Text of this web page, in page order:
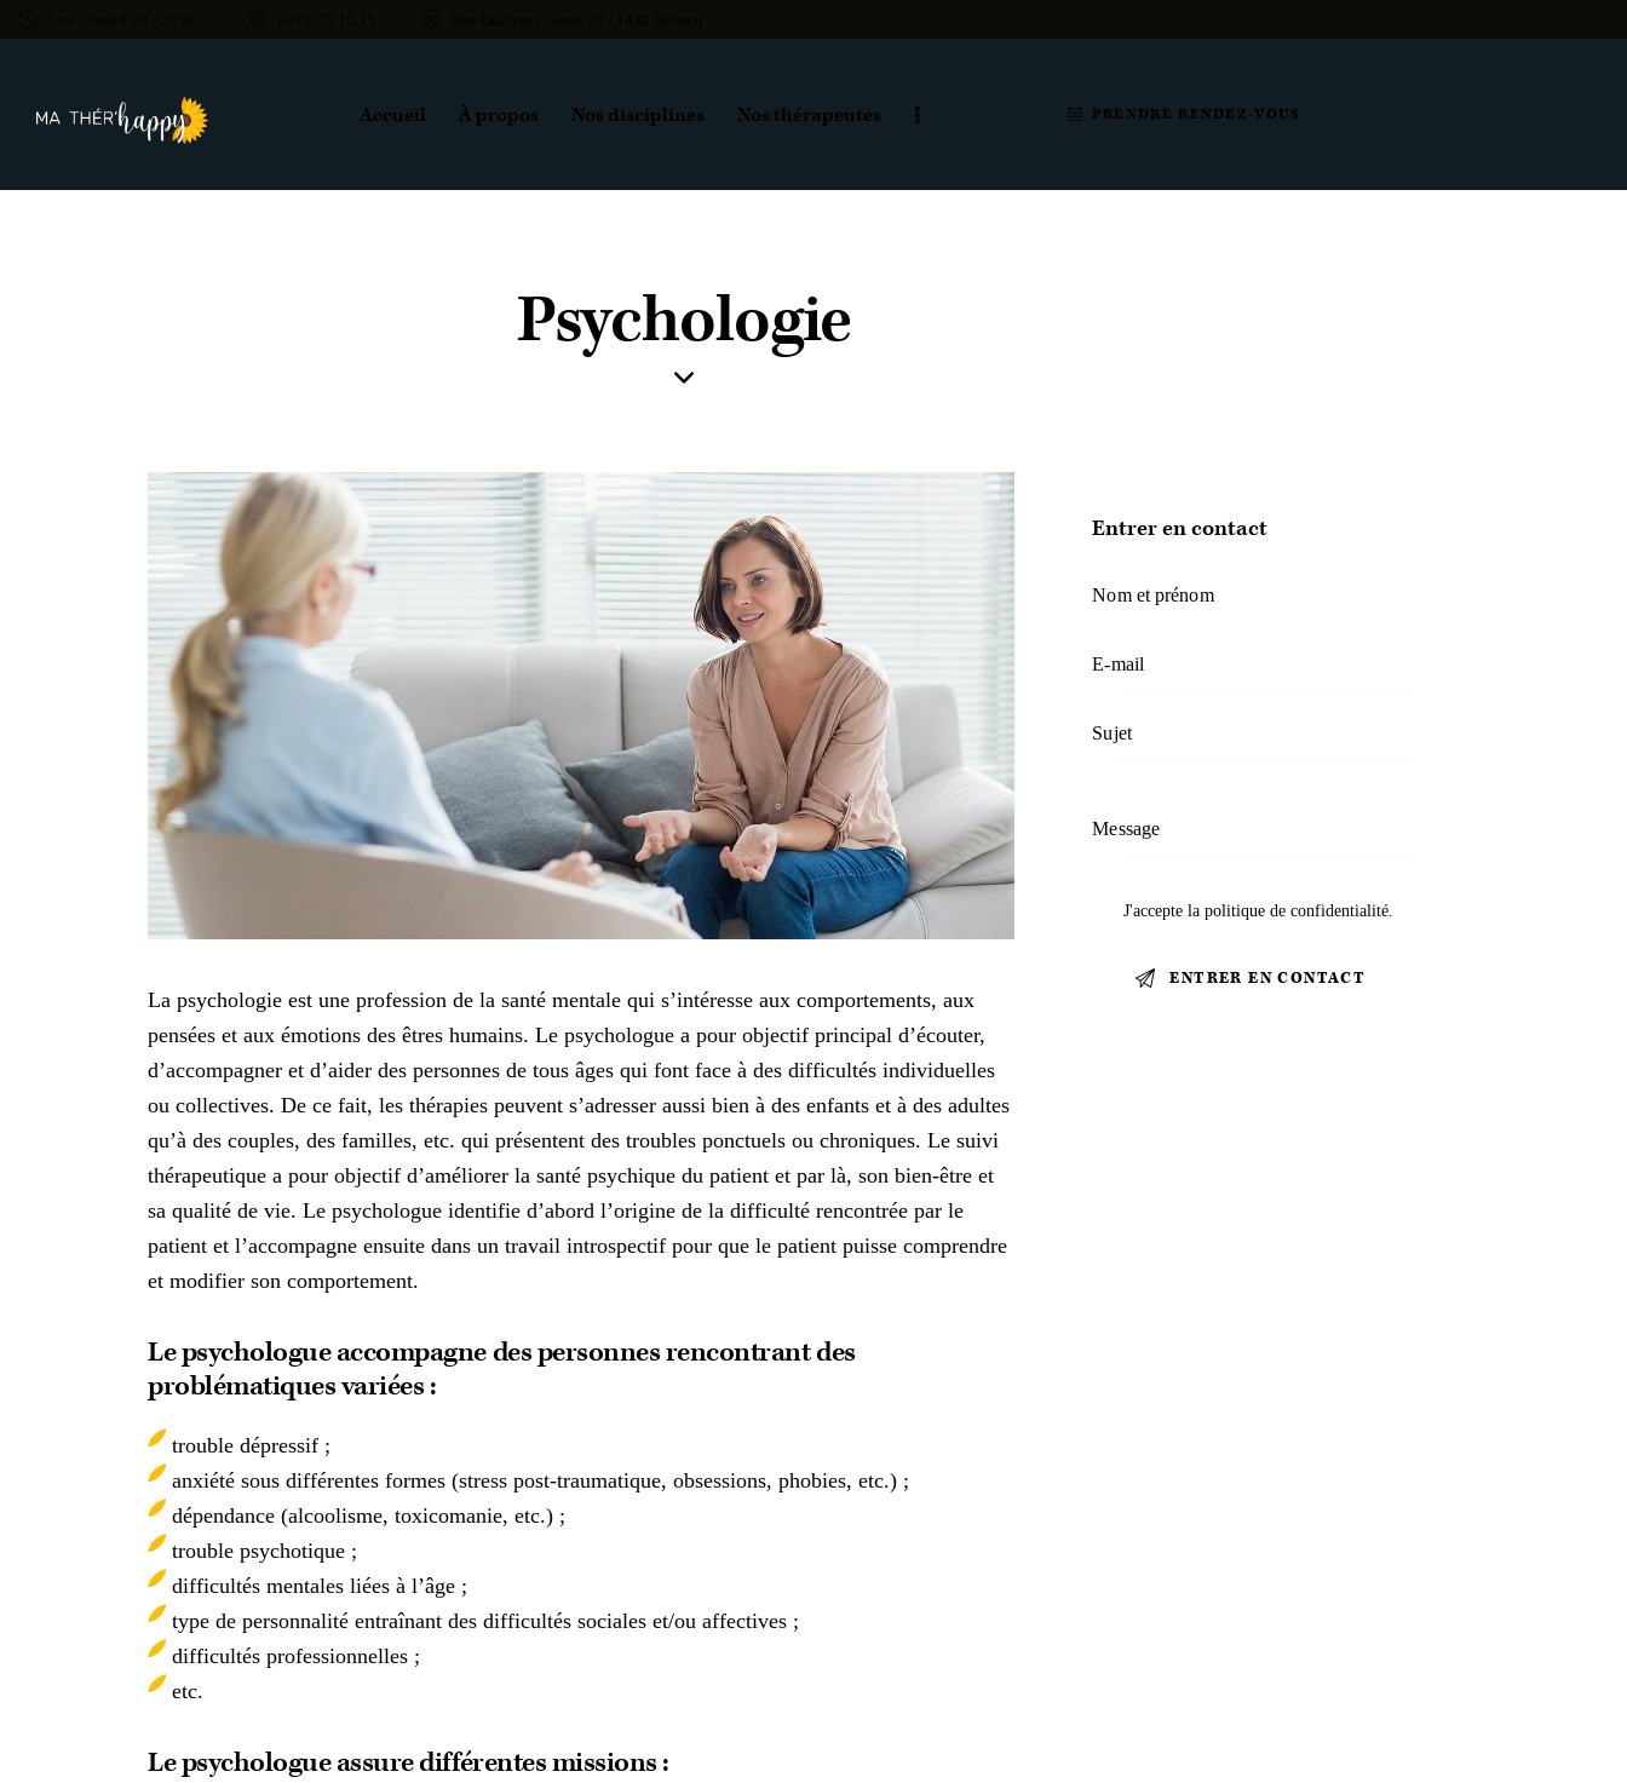
Accueil À propos Nos disciplines Nos thérapeutes PRENDRE RENDEZ-VOUS
Psychologie
La psychologie est une profession de la santé mentale qui s’intéresse aux comportements, aux
pensées et aux émotions des êtres humains. Le psychologue a pour objectif principal d’écouter,
d’accompagner et d’aider des personnes de tous âges qui font face à des difficultés individuelles
ou collectives. De ce fait, les thérapies peuvent s’adresser aussi bien à des enfants et à des adultes
qu’à des couples, des familles, etc. qui présentent des troubles ponctuels ou chroniques. Le suivi
thérapeutique a pour objectif d’améliorer la santé psychique du patient et par là, son bien-être et
sa qualité de vie. Le psychologue identifie d’abord l’origine de la difficulté rencontrée par le
patient et l’accompagne ensuite dans un travail introspectif pour que le patient puisse comprendre
et modifier son comportement.
Le psychologue accompagne des personnes rencontrant des
problématiques variées :
trouble dépressif ;
anxiété sous différentes formes (stress post-traumatique, obsessions, phobies, etc.) ;
dépendance (alcoolisme, toxicomanie, etc.) ;
trouble psychotique ;
difficultés mentales liées à l’âge ;
type de personnalité entraînant des difficultés sociales et/ou affectives ;
difficultés professionnelles ;
etc.
Le psychologue assure différentes missions :
Entrer en contact
J'accepte la politique de confidentialité.